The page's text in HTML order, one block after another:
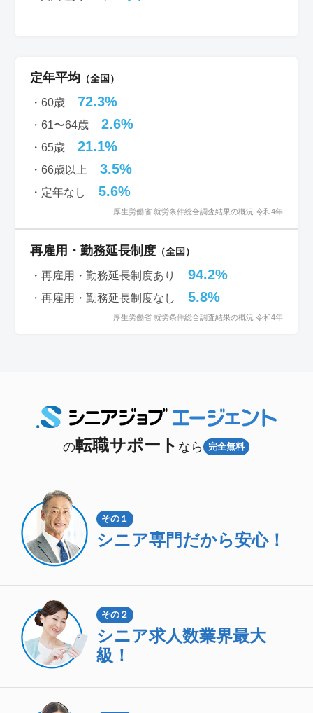
定年平均 （全国）
・60歳 72.3%
・61〜64歳 2.6%
・65歳 21.1%
・66歳以上 3.5%
・定年なし 5.6%
厚生労働省 就労条件総合調査結果の概況 令和4年
再雇用・勤務延長制度（全国）
・再雇用・勤務延長制度あり 94.2%
・再雇用・勤務延長制度なし 5.8%
厚生労働省 就労条件総合調査結果の概況 令和4年
の転職サポート なら 完全無料
その１
シニア専門だから安心！
その２
シニア求人数業界最大
級！